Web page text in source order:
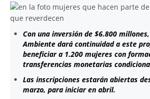
Con una inversión de $6.800
Ambiente dará continuidad a este
beneficiar a 1.200 mujeres con
transferencias monetarias
Las inscripciones estarán abiertas
marzo, para iniciar en abril.